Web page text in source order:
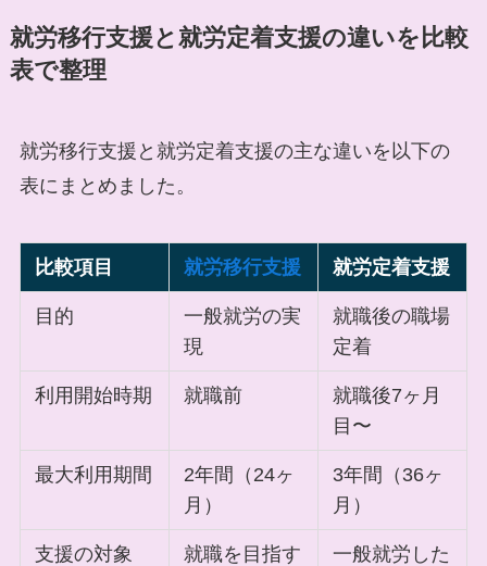
就労移行支援と就労定着支援の違いを比較
表で整理
就労移行支援と就労定着支援の主な違いを以下の
表にまとめました。
比較項目 就労移行支援 就労定着支援
目的
一般就労の実
現
就職後の職場
定着
利用開始時期 就職前
就職後7ヶ月
目〜
最大利用期間
2年間（24ヶ
月）
3年間（36ヶ
月）
支援の対象
就職を目指す
一般就労した